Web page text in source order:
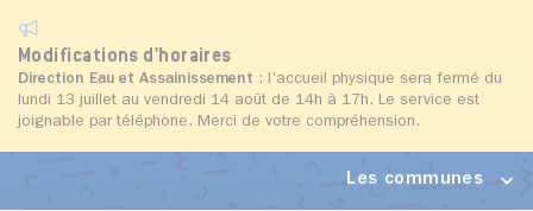
Modifications d'horaires
Direction Eau et Assainissement : l'accueil physique sera fermé du
lundi 13 juillet au vendredi 14 août de 14h à 17h. Le service est
joignable par téléphone. Merci de votre compréhension.
Les communes